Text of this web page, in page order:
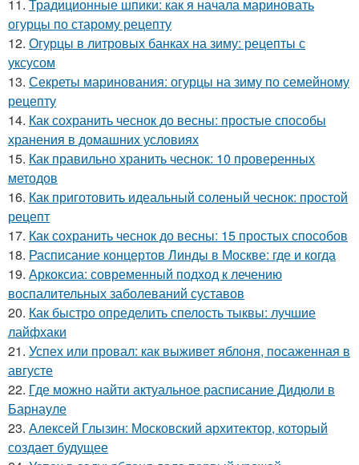
11. Традиционные шпики: как я начала мариновать
огурцы по старому рецепту
12. Огурцы в литровых банках на зиму: рецепты с
уксусом
13. Секреты маринования: огурцы на зиму по семейному
рецепту
14. Как сохранить чеснок до весны: простые способы
хранения в домашних условиях
15. Как правильно хранить чеснок: 10 проверенных
методов
16. Как приготовить идеальный соленый чеснок: простой
рецепт
17. Как сохранить чеснок до весны: 15 простых способов
18. Расписание концертов Линды в Москве: где и когда
19. Аркоксиа: современный подход к лечению
воспалительных заболеваний суставов
20. Как быстро определить спелость тыквы: лучшие
лайфхаки
21. Успех или провал: как выживет яблоня, посаженная в
августе
22. Где можно найти актуальное расписание Дидюли в
Барнауле
23. Алексей Глызин: Московский архитектор, который
создает будущее